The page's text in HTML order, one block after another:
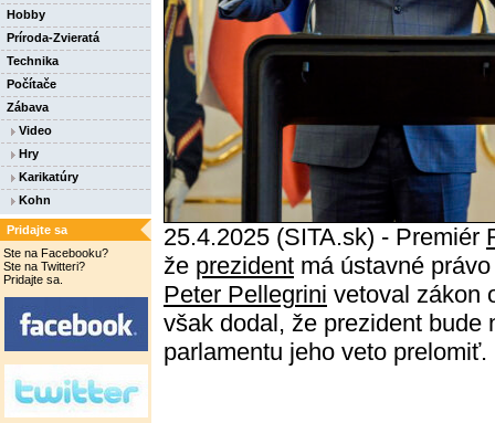
Hobby
Príroda-Zvieratá
Technika
Počítače
Zábava
Video
Hry
Karikatúry
Kohn
Pridajte sa
Ste na Facebooku?
Ste na Twitteri?
Pridajte sa.
25.4.2025 (SITA.sk) - Premiér
že prezident má ústavné
Peter Pellegrini vetoval zákon
však dodal, že prezident bude
parlamentu jeho veto prelomiť.